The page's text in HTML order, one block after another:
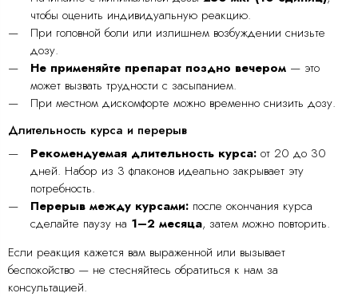
чтобы оценить индивидуальную реакцию.
При головной боли или излишнем возбуждении снизьте
дозу.
Не применяйте препарат поздно вечером— это
может вызвать трудности с засыпанием.
При местном дискомфорте можно временно снизить дозу.
Длительность курса и перерыв
Рекомендуемая длительность курса:от 20 до 30
дней. Набор из 3 флаконов идеально закрывает эту
потребность.
Перерыв между курсами:после окончания курса
сделайте паузу на 1–2 месяца, затем можно повторить.
Если реакция кажется вам выраженной или вызывает
беспокойство — не стесняйтесь обратиться к нам за
консультацией.